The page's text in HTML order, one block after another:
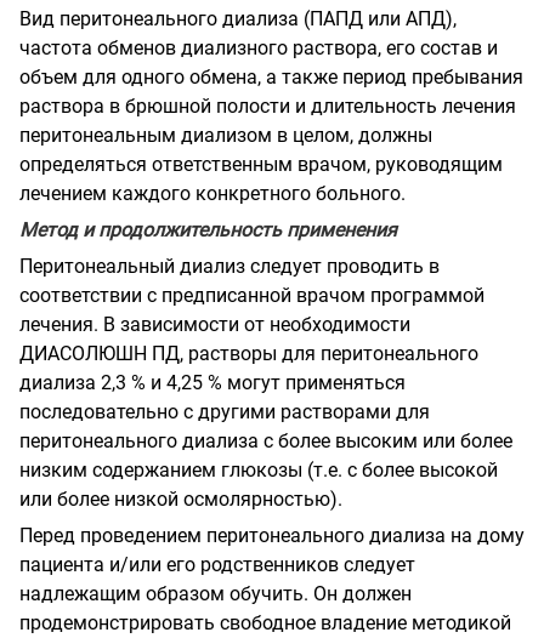
Вид перитонеального диализа (ПАПД или АПД),
частота обменов диализного раствора, его состав и
объем для одного обмена, а также период пребывания
раствора в брюшной полости и длительность лечения
перитонеальным диализом в целом, должны
определяться ответственным врачом, руководящим
лечением каждого конкретного больного.
Метод и продолжительность применения
Перитонеальный диализ следует проводить в
соответствии с предписанной врачом программой
лечения. В зависимости от необходимости
ДИАСОЛЮШН ПД, растворы для перитонеального
диализа 2,3 % и 4,25 % могут применяться
последовательно с другими растворами для
перитонеального диализа с более высоким или более
низким содержанием глюкозы (т.е. с более высокой
или более низкой осмолярностью).
Перед проведением перитонеального диализа на дому
пациента и/или его родственников следует
надлежащим образом обучить. Он должен
продемонстрировать свободное владение методикой